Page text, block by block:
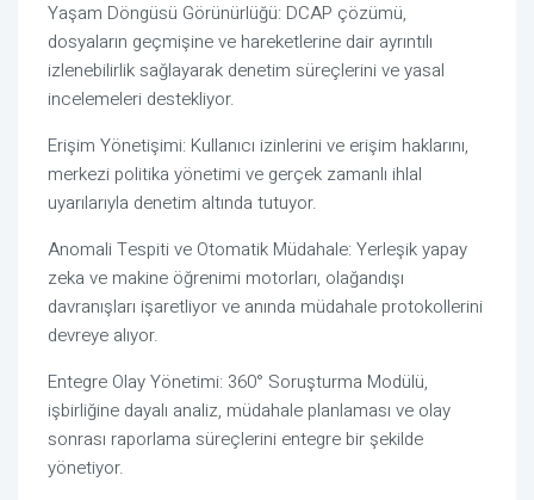
Yaşam Döngüsü Görünürlüğü: DCAP çözümü,
dosyaların geçmişine ve hareketlerine dair ayrıntılı
izlenebilirlik sağlayarak denetim süreçlerini ve yasal
incelemeleri destekliyor.
Erişim Yönetişimi: Kullanıcı izinlerini ve erişim haklarını,
merkezi politika yönetimi ve gerçek zamanlı ihlal
uyarılarıyla denetim altında tutuyor.
Anomali Tespiti ve Otomatik Müdahale: Yerleşik yapay
zeka ve makine öğrenimi motorları, olağandışı
davranışları işaretliyor ve anında müdahale protokollerini
devreye alıyor.
Entegre Olay Yönetimi: 360° Soruşturma Modülü,
işbirliğine dayalı analiz, müdahale planlaması ve olay
sonrası raporlama süreçlerini entegre bir şekilde
yönetiyor.